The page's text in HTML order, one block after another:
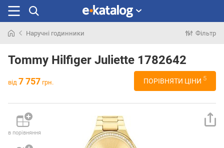
раніше
Наручні годинники Фільтр
Tommy Hilfiger Juliette 1782642
від 7 757 грн. ПОРІВНЯТИ ЦІНИ 5
в порівняння